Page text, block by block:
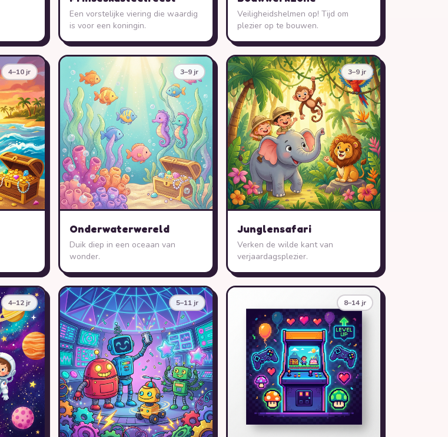
Een vorstelijke viering die waardig
is voor een koningin.
Veiligheidshelmen op! Tijd om
plezier op te bouwen.
4–10 jr 3–9 jr
Onderwaterwereld
Duik diep in een oceaan van
wonder.
3–9 jr
Junglensafari
Verken de wilde kant van
verjaardagsplezier.
4–12 jr 5–11 jr 8–14 jr